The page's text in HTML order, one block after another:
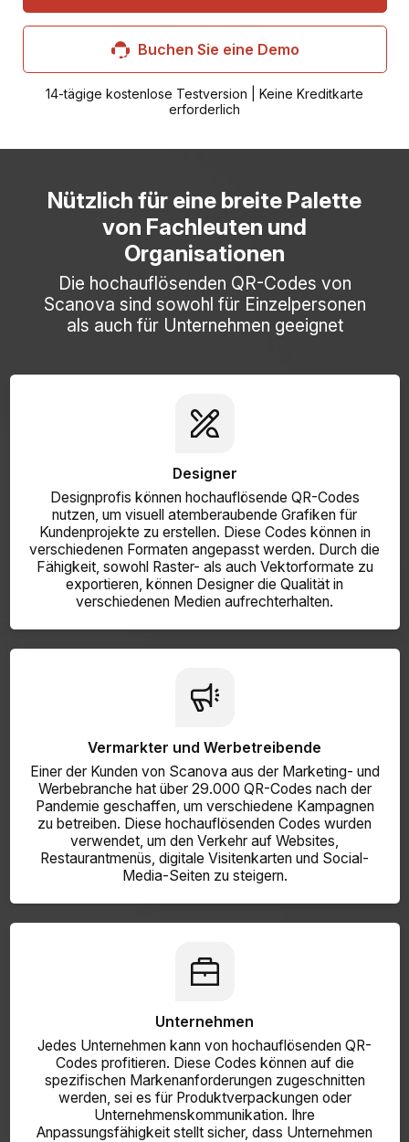
Buchen Sie eine Demo
14-tägige kostenlose Testversion | Keine Kreditkarte
erforderlich
Nützlich für eine breite Palette
von Fachleuten und
Organisationen
Die hochauflösenden QR-Codes von
Scanova sind sowohl für Einzelpersonen
als auch für Unternehmen geeignet
Designer
Designprofis können hochauflösende QR-Codes
nutzen, um visuell atemberaubende Grafiken für
Kundenprojekte zu erstellen. Diese Codes können in
verschiedenen Formaten angepasst werden. Durch die
Fähigkeit, sowohl Raster- als auch Vektorformate zu
exportieren, können Designer die Qualität in
verschiedenen Medien aufrechterhalten.
Vermarkter und Werbetreibende
Einer der Kunden von Scanova aus der Marketing- und
Werbebranche hat über 29.000 QR-Codes nach der
Pandemie geschaffen, um verschiedene Kampagnen
zu betreiben. Diese hochauflösenden Codes wurden
verwendet, um den Verkehr auf Websites,
Restaurantmenüs, digitale Visitenkarten und Social-
Media-Seiten zu steigern.
Unternehmen
Jedes Unternehmen kann von hochauflösenden QR-
Codes profitieren. Diese Codes können auf die
spezifischen Markenanforderungen zugeschnitten
werden, sei es für Produktverpackungen oder
Unternehmenskommunikation. Ihre
Anpassungsfähigkeit stellt sicher, dass Unternehmen